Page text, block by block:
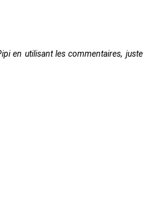
en utilisant les commentaires,